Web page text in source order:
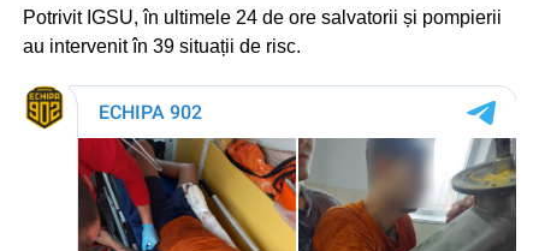
Potrivit IGSU, în ultimele 24 de ore salvatorii și pompierii
au intervenit în 39 situații de risc.